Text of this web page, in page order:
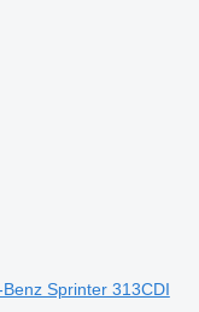
Sprinter 313CDI